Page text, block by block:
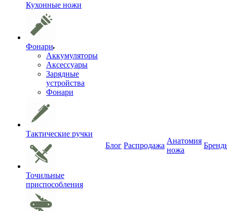
Кухонные ножи
Фонари
Аккумуляторы
Аксессуары
Зарядные
устройства
Фонари
Тактические ручки
Точильные
приспособления
Блог Распродажа
Анатомия
ножа